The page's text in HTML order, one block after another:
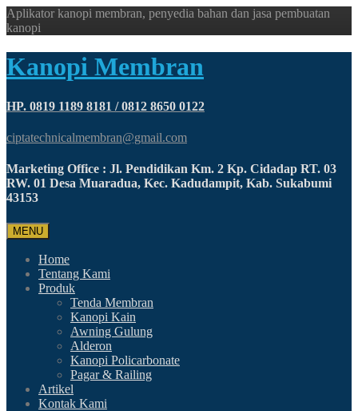
Aplikator kanopi membran, penyedia bahan dan jasa pembuatan
kanopi
Kanopi Membran
HP. 0819 1189 8181 / 0812 8650 0122
ciptatechnicalmembran@gmail.com
Marketing Office : Jl. Pendidikan Km. 2 Kp. Cidadap RT. 03
RW. 01 Desa Muaradua, Kec. Kadudampit, Kab. Sukabumi
43153
MENU
Home
Tentang Kami
Produk
Tenda Membran
Kanopi Kain
Awning Gulung
Alderon
Kanopi Policarbonate
Pagar & Railing
Artikel
Kontak Kami